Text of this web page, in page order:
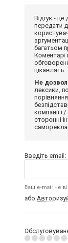
Відгук -
передати
багатьом
Коментарі
цікавлять.
Не
лексики,
компанії і
сторонні
Введіть email:
Ваш e-mail не
або